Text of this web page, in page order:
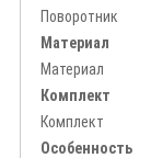
Поворотник
Материал
Материал
Комплект
Комплект
Особенность